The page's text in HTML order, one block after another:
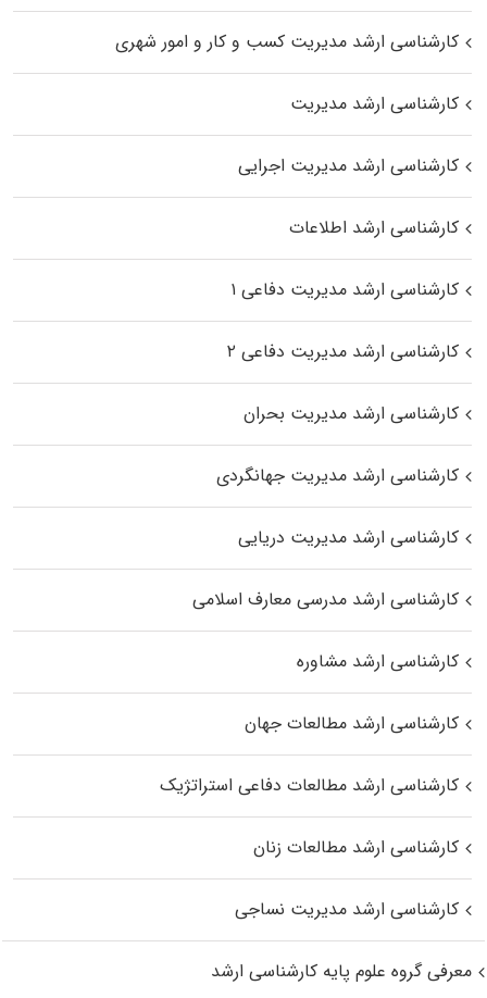
کارشناسی ارشد مدیریت کسب و کار و امور شهری
کارشناسی ارشد مدیریت
کارشناسی ارشد مدیریت اجرایی
کارشناسی ارشد اطلاعات
کارشناسی ارشد مدیریت دفاعی ۱
کارشناسی ارشد مدیریت دفاعی ۲
کارشناسی ارشد مدیریت بحران
کارشناسی ارشد مدیریت جهانگردی
کارشناسی ارشد مدیریت دریایی
کارشناسی ارشد مدرسی معارف اسلامی
کارشناسی ارشد مشاوره
کارشناسی ارشد مطالعات جهان
کارشناسی ارشد مطالعات دفاعی استراتژیک
کارشناسی ارشد مطالعات زنان
کارشناسی ارشد مدیریت نساجی
معرفی گروه علوم پایه کارشناسی ارشد